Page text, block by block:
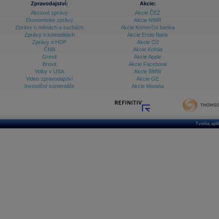
Databanka - Ekonomický růst
Databanka - Indexy
Databanka - Měnové kurzy
Databanka - Trh práce
Databanka - Úrokové sazby
Databanka - Veřejné rozpočty
Databanka akcie - Svět
Zpravodajství:
Akciové zprávy
Ekonomické zprávy
Zprávy o měnách a sazbách
Zprávy o komoditách
Zprávy o HDP
ČNB
Grexit
Brexit
Volby v USA
Video zpravodajství
Investiční komentáře
Akcie:
Akcie ČEZ
Akcie NWR
Akcie Komerční banka
Akcie Erste Bank
Akcie O2
Akcie Kofola
Akcie Apple
Akcie Facebook
Akcie BMW
Akcie GE
Akcie Moneta
Tvorba